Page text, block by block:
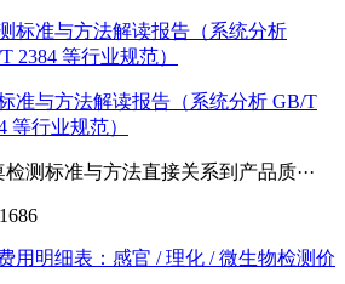
准与方法解读报告（系统分析 GB/T
等行业规范）
测标准与方法直接关系到产品质···
1686